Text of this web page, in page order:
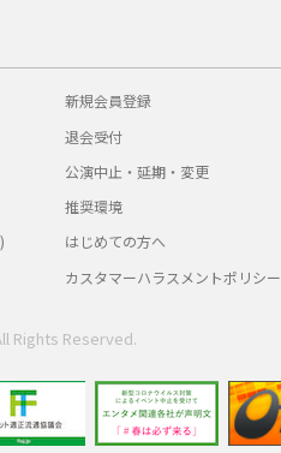
新規会員登録
退会受付
公演中止・延期・変更
推奨環境
はじめての方へ
カスタマーハラスメントポリシー
Rights Reserved.